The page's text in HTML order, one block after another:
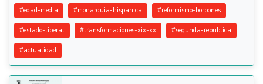
#edad-media #monarquia-hispanica #reformismo-borbones
#estado-liberal #transformaciones-xix-xx #segunda-republica
#actualidad